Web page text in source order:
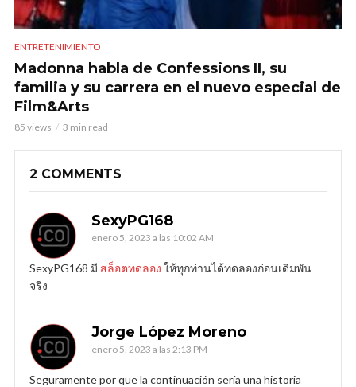
ENTRETENIMIENTO
Madonna habla de Confessions II, su
familia y su carrera en el nuevo especial de
Film&Arts
85 views 3 min read
2 COMMENTS
SexyPG168
enero 5, 2023 a las 10:02 AM
SexyPG168 มี สล็อตทดลอง ให้ทุกท่านได้ทดลองก่อนเดิมพัน
จริง
Jorge López Moreno
enero 5, 2023 a las 2:13 PM
Seguramente por que la continuación sería una historia